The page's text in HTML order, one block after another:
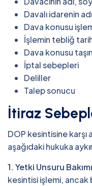
Davalı idarenin
Dava konusu
İşlemin tebliğ
Dava konusu
İptal sebepleri
Deliller
Talep sonucu
İtiraz
DOP kesintisine karşı
aşağıdaki hukuka
1. Yetki Unsuru
kesintisi işlemi, ancak